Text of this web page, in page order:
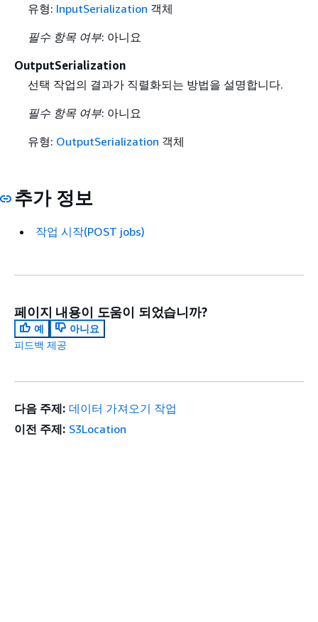
유형: InputSerialization 객체
필수 항목 여부: 아니요
OutputSerialization
선택 작업의 결과가 직렬화되는 방법을 설명합니다.
필수 항목 여부: 아니요
유형: OutputSerialization 객체
추가 정보
작업 시작(POST jobs)
페이지 내용이 도움이 되었습니까?
예
아니요
피드백 제공
다음 주제: 데이터 가져오기 작업
이전 주제: S3Location